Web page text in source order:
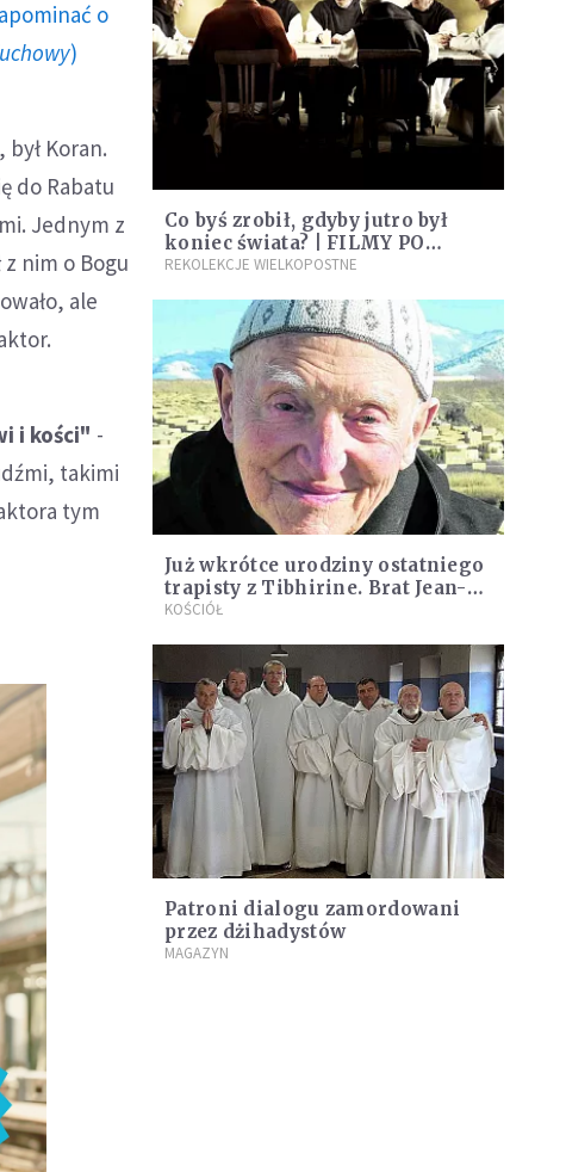
o
)
Koran.
do Rabatu
Jednym z
nim o Bogu
ale
i kości" -
takimi
tym
Co byś zrobił, gdyby jutro był
koniec świata? | FILMY PO
BOŻEMU
REKOLEKCJE WIELKOPOSTNE
Już wkrótce urodziny ostatniego
trapisty z Tibhirine. Brat Jean-
Pierre kończy 95 lat
KOŚCIÓŁ
Patroni dialogu zamordowani
przez dżihadystów
MAGAZYN